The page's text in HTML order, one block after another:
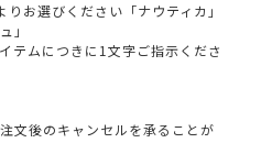
選びください「ナウティカ」
」
テムにつきに1文字ご指示くださ
文後のキャンセルを承ることが